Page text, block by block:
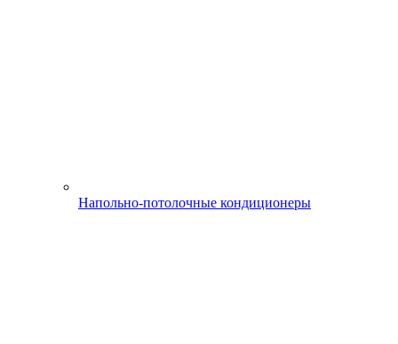
Напольно-потолочные кондиционеры